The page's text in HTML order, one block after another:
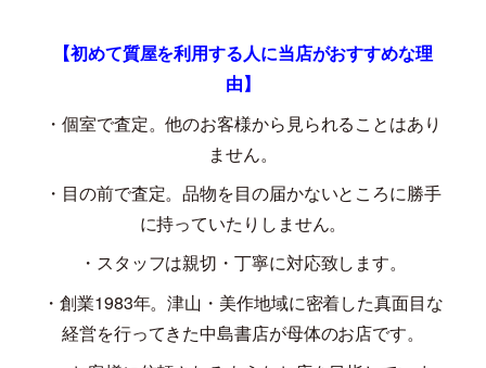
【初めて質屋を利用する人に当店がおすすめな理
由】
・個室で査定。他のお客様から見られることはあり
ません。
・目の前で査定。品物を目の届かないところに勝手
に持っていたりしません。
・スタッフは親切・丁寧に対応致します。
・創業1983年。津山・美作地域に密着した真面目な
経営を行ってきた中島書店が母体のお店です。